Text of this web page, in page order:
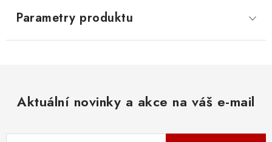
Parametry produktu
Aktuální novinky a akce na váš e-mail